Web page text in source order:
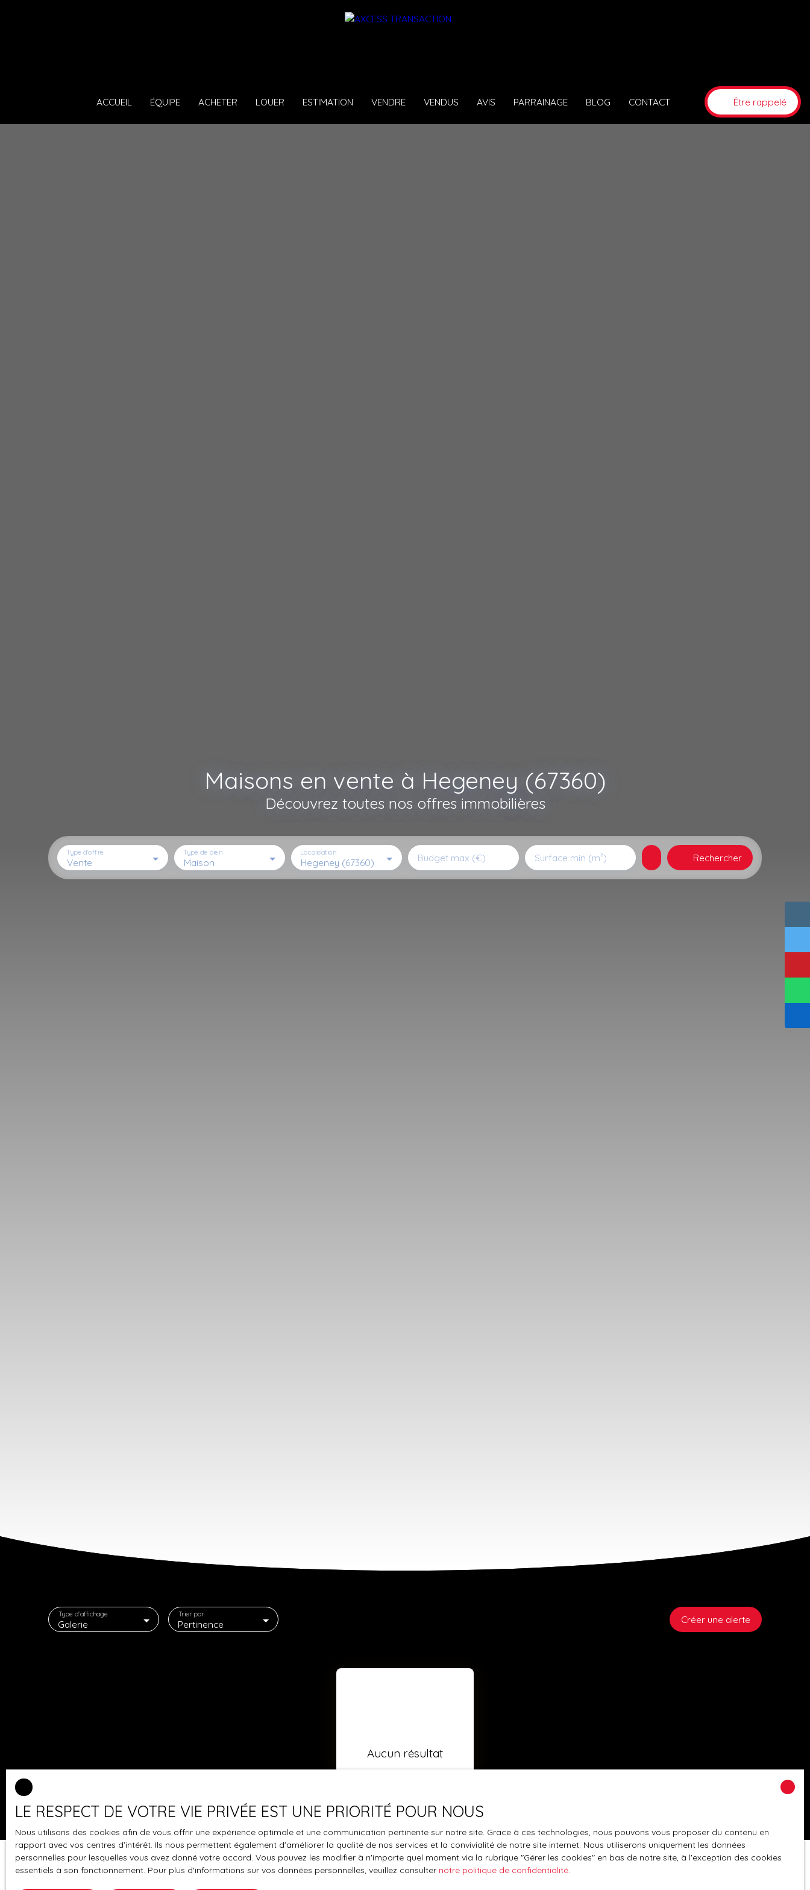
ACCUEIL ÉQUIPE ACHETER LOUER ESTIMATION VENDRE VENDUS AVIS PARRAINAGE BLOG CONTACT Être rappelé
Maisons en vente à Hegeney (67360)
Découvrez toutes nos offres immobilières
Vente
Type d'offre
Maison
Type de bien
Hegeney (67360)
Localisation Budget max (€) Surface min (m²) Rechercher
Galerie
Type d'affichage
Pertinence
Trier par Créer une alerte
Aucun résultat
LE RESPECT DE VOTRE VIE PRIVÉE EST UNE PRIORITÉ POUR NOUS
Nous utilisons des cookies afin de vous offrir une expérience optimale et une communication pertinente sur notre site. Grace à ces technologies, nous pouvons vous proposer du contenu en
rapport avec vos centres d'intérêt. Ils nous permettent également d'améliorer la qualité de nos services et la convivialité de notre site internet. Nous utiliserons uniquement les données
personnelles pour lesquelles vous avez donné votre accord. Vous pouvez les modifier à n'importe quel moment via la rubrique ″Gérer les cookies″ en bas de notre site, à l'exception des cookies
essentiels à son fonctionnement. Pour plus d'informations sur vos données personnelles, veuillez consulter notre politique de confidentialité.